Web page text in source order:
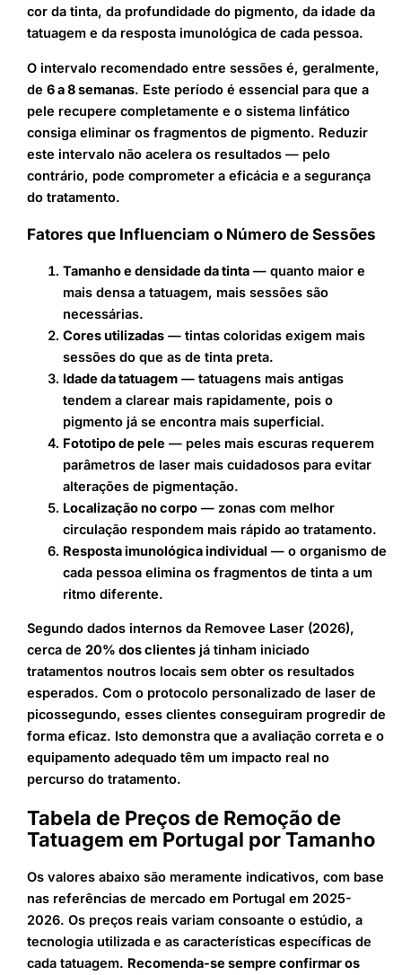
cor da tinta, da profundidade do pigmento, da idade da
tatuagem e da resposta imunológica de cada pessoa.
O intervalo recomendado entre sessões é, geralmente,
de6 a 8 semanas. Este período é essencial para que a
pele recupere completamente e o sistema linfático
consiga eliminar os fragmentos de pigmento. Reduzir
este intervalo não acelera os resultados — pelo
contrário, pode comprometer a eficácia e a segurança
do tratamento.
Fatores que Influenciam o Número de Sessões
Tamanho e densidade da tinta — quanto maior e
mais densa a tatuagem, mais sessões são
necessárias.
Cores utilizadas — tintas coloridas exigem mais
sessões do que as de tinta preta.
Idade da tatuagem — tatuagens mais antigas
tendem a clarear mais rapidamente, pois o
pigmento já se encontra mais superficial.
Fototipo de pele — peles mais escuras requerem
parâmetros de laser mais cuidadosos para evitar
alterações de pigmentação.
Localização no corpo — zonas com melhor
circulação respondem mais rápido ao tratamento.
Resposta imunológica individual — o organismo de
cada pessoa elimina os fragmentos de tinta a um
ritmo diferente.
Segundo dados internos da Removee Laser (2026),
cerca de20% dos clientes já tinham iniciado
tratamentos noutros locais sem obter os resultados
esperados. Com o protocolo personalizado de laser de
picossegundo, esses clientes conseguiram progredir de
forma eficaz. Isto demonstra que a avaliação correta e o
equipamento adequado têm um impacto real no
percurso do tratamento.
Tabela de Preços de Remoção de
Tatuagem em Portugal por Tamanho
Os valores abaixo são meramente indicativos, com base
nas referências de mercado em Portugal em 2025-
2026. Os preços reais variam consoante o estúdio, a
tecnologia utilizada e as características específicas de
cada tatuagem. Recomenda-se sempre confirmar os